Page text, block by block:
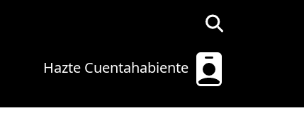
Hazte Cuentahabiente